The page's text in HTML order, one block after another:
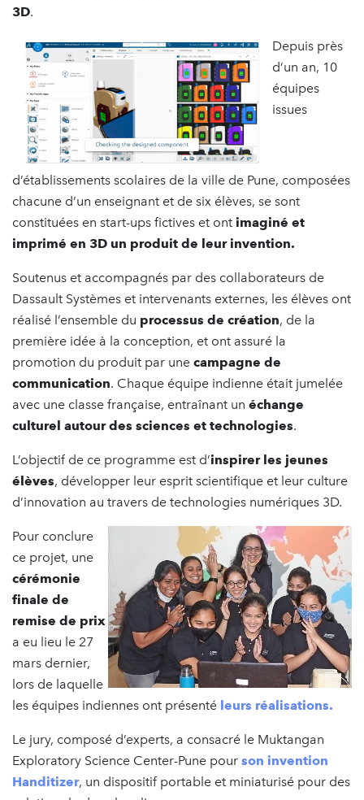
3D.
Depuis près
d’un an, 10
équipes
issues
d’établissements scolaires de la ville de Pune, composées
chacune d’un enseignant et de six élèves, se sont
constituées en start-ups fictives et ont imaginé et
imprimé en 3D un produit de leur invention.
Soutenus et accompagnés par des collaborateurs de
Dassault Systèmes et intervenants externes, les élèves ont
réalisé l’ensemble du processus de création, de la
première idée à la conception, et ont assuré la
promotion du produit par une campagne de
communication. Chaque équipe indienne était jumelée
avec une classe française, entraînant un échange
culturel autour des sciences et technologies.
L’objectif de ce programme est d’inspirer les jeunes
élèves, développer leur esprit scientifique et leur culture
d’innovation au travers de technologies numériques 3D.
Pour conclure
ce projet, une
cérémonie
finale de
remise de prix
a eu lieu le 27
mars dernier,
lors de laquelle
les équipes indiennes ont présenté leurs réalisations.
Le jury, composé d’experts, a consacré le Muktangan
Exploratory Science Center-Pune pour son invention
Handitizer, un dispositif portable et miniaturisé pour des